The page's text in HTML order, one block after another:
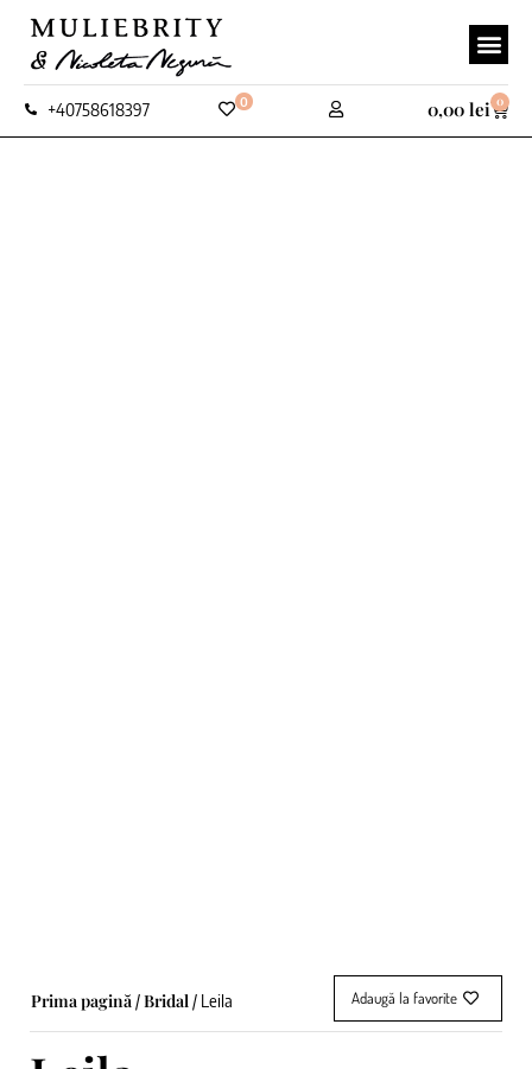
+40758618397 0 0,00 lei 0
Prima pagină/Bridal/ Leila Adaugă la favorite